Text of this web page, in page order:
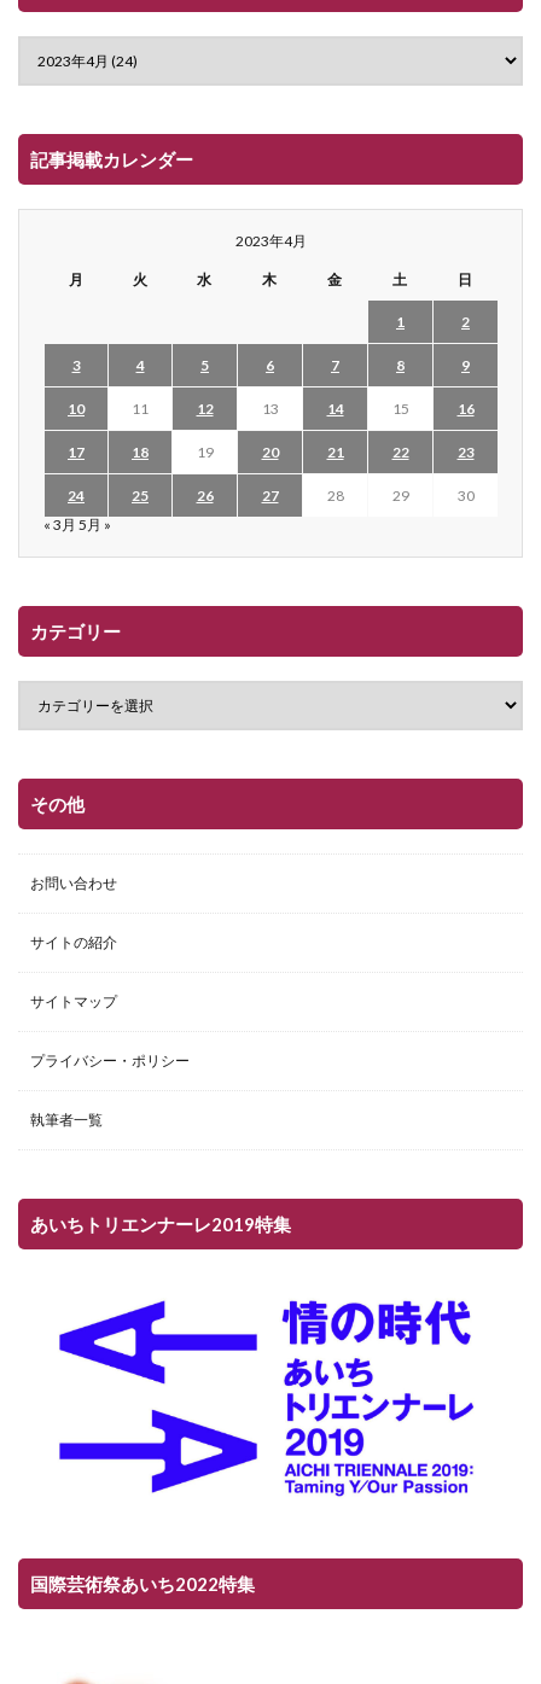
記事掲載カレンダー
2023年4月
月 火 水 木 金 土 日
1 2
3 4 5 6 7 8 9
10 11 12 13 14 15 16
17 18 19 20 21 22 23
24 25 26 27 28 29
30
« 3月 5月 »
カテゴリー
その他
お問い合わせ
サイトの紹介
サイトマップ
プライバシー・ポリシー
執筆者一覧
あいちトリエンナーレ2019特集
国際芸術祭あいち2022特集